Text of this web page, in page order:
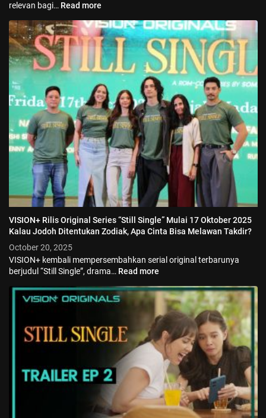
relevan bagi… Read more
VISION+ Rilis Original Series “Still Single” Mulai 17 Oktober 2025
Kalau Jodoh Ditentukan Zodiak, Apa Cinta Bisa Melawan Takdir?
October 20, 2025
VISION+ kembali mempersembahkan serial original terbarunya
berjudul “Still Single”, drama… Read more